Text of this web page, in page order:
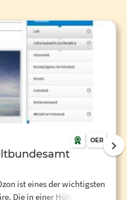
OER
ist eines der wichtigsten
Die in einer Höhe von 20